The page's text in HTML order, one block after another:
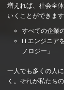
増えれば、社会全
いくことができます
すべての企業
ITエンジニア
ノロジー」
一人でも多くの人
く。それが私たち